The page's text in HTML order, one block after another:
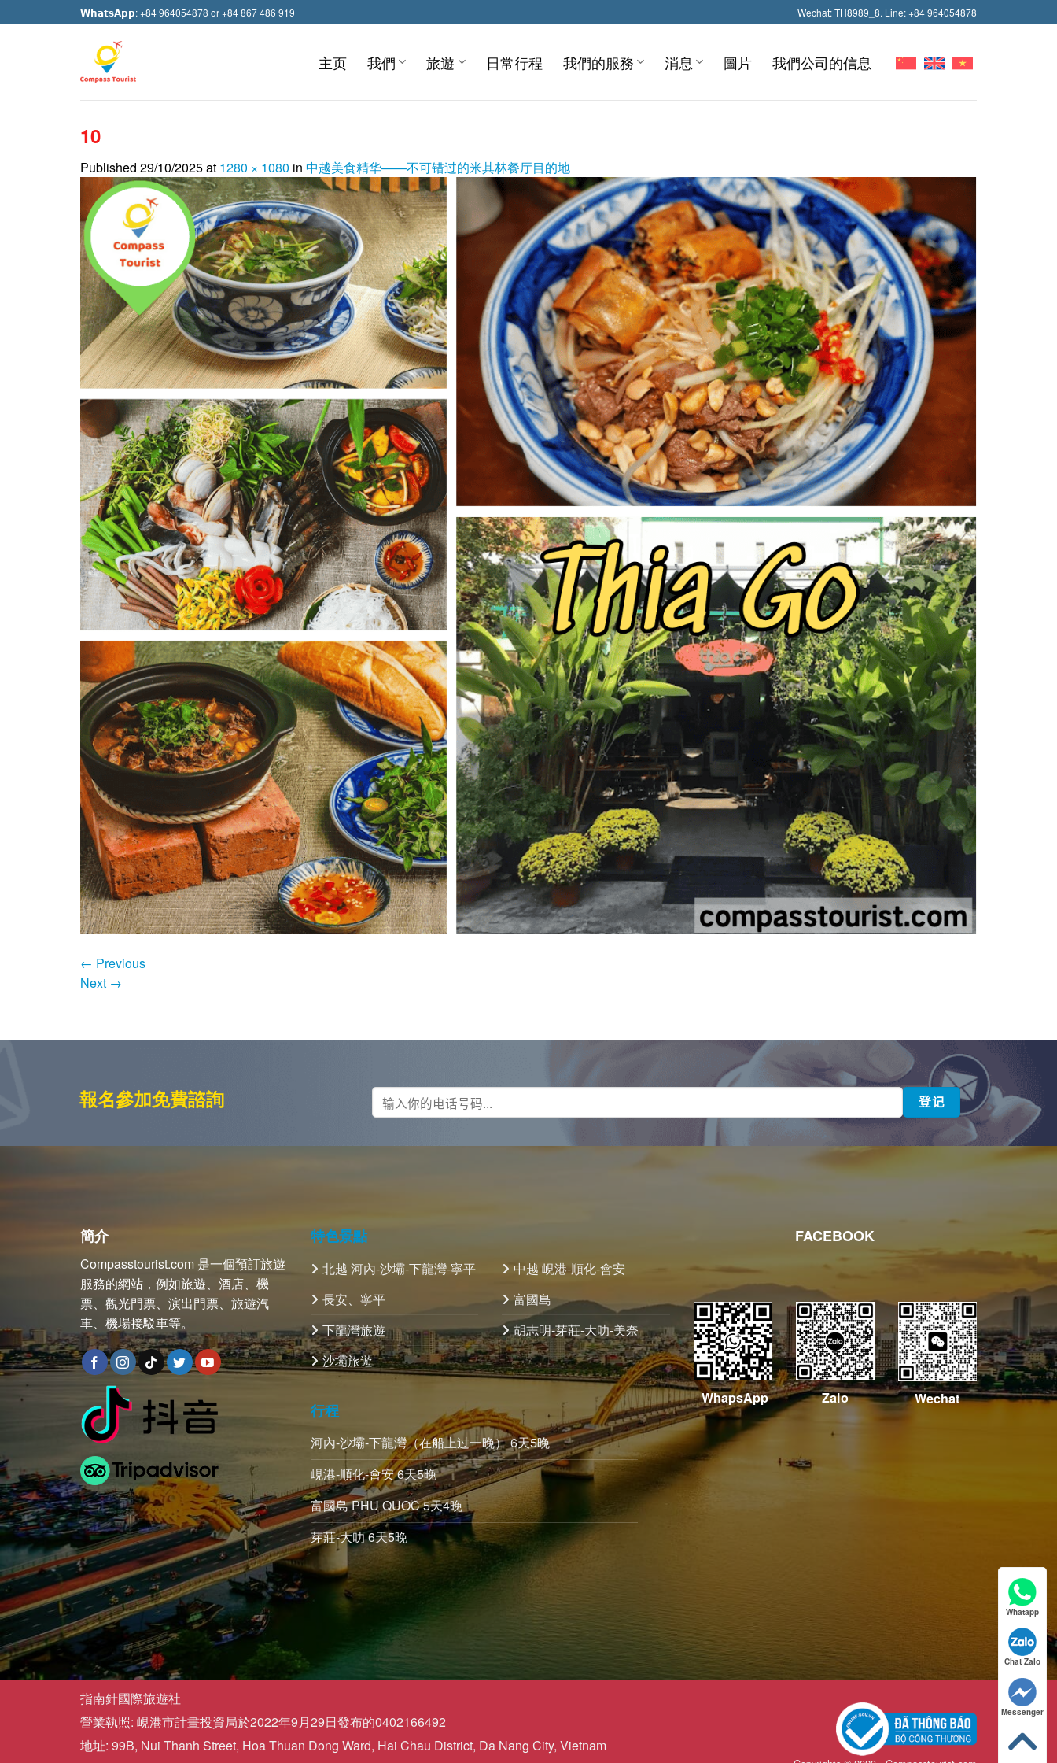
to
𝗪𝗵𝗮𝘁𝘀𝗔𝗽𝗽: +84 964054878 or +84 867 486 919 Wechat: TH8989_8. Line: +84 964054878
主页 我們 旅遊 日常行程 我們的服務 消息 圖片 我們公司的信息
10
Published 29/10/2025at 1280 × 1080 in 中越美食精华——不可错过的米其林餐厅目的地
← Previous
Next →
報名參加免費諮詢
簡介
Compasstourist.com 是一個預訂旅遊
服務的網站，例如旅遊、酒店、機
票、觀光門票、演出門票、旅遊汽
車、機場接駁車等。
特色景點
北越 河內-沙壩-下龍灣-寧平
長安、寧平
下龍灣旅遊
沙壩旅遊
中越 峴港-順化-會安
富國島
胡志明-芽莊-大叻-美奈
行程
河內-沙壩-下龍灣（在船上过一晚） 6天5晚
峴港-順化-會安 6天5晚
富國島 PHU QUOC 5天4晚
芽莊-大叻 6天5晚
FACEBOOK
WhapsApp Zalo Wechat
指南針國際旅遊社
營業執照: 峴港市計畫投資局於2022年9月29日發布的0402166492
地址: 99B, Nui Thanh Street, Hoa Thuan Dong Ward, Hai Chau District, Da Nang City, Vietnam
Whatapp
Chat Zalo
Messenger